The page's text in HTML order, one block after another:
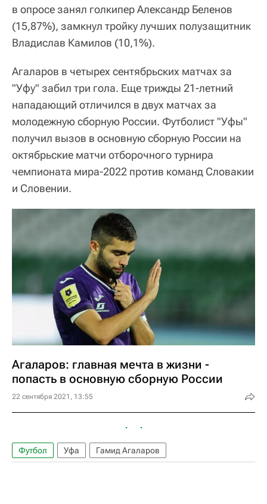
в опросе занял голкипер Александр Беленов
(15,87%), замкнул тройку лучших полузащитник
Владислав Камилов (10,1%).
Агаларов в четырех сентябрьских матчах за
"Уфу" забил три гола. Еще трижды 21-летний
нападающий отличился в двух матчах за
молодежную сборную России. Футболист "Уфы"
получил вызов в основную сборную России на
октябрьские матчи отборочного турнира
чемпионата мира-2022 против команд Словакии
и Словении.
Агаларов: главная мечта в жизни -
попасть в основную сборную России
22 сентября 2021, 13:55
Футбол Уфа Гамид Агаларов